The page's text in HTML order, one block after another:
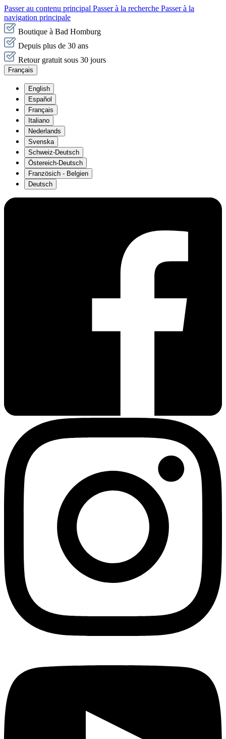
Passer au contenu principal Passer à la recherche Passer à la
navigation principale
Boutique à Bad Homburg
Depuis plus de 30 ans
Retour gratuit sous 30 jours
Français
English
Español
Français
Italiano
Nederlands
Svenska
Schweiz-Deutsch
Östereich-Deutsch
Französich - Belgien
Deutsch